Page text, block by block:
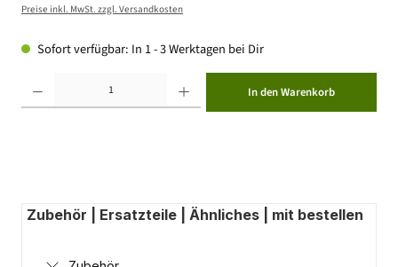
Preise inkl. MwSt. zzgl. Versandkosten
Sofort verfügbar: In 1 - 3 Werktagen bei Dir
In den Warenkorb
Zubehör | Ersatzteile | Ähnliches | mit bestellen